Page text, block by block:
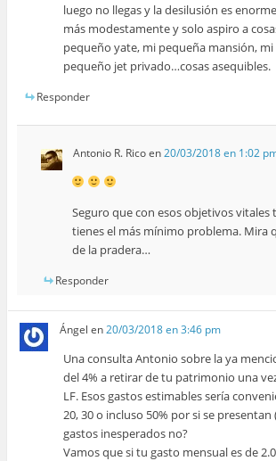
luego no llegas y la desilusión es
más modestamente y solo aspiro a
pequeño yate, mi pequeña mansión,
pequeño jet privado…cosas asequibles.
Responder
Antonio R. Ricoen20/03/2018 en 1:02
Seguro que con esos objetivos vitales
tienes el más mínimo problema. Mira
de la pradera…
Responder
Ángel en20/03/2018 en 3:46 pm
Una consulta Antonio sobre la ya
del 4% a retirar de tu patrimonio una
LF. Esos gastos estimables sería
20, 30 o incluso 50% por si se
gastos inesperados no?
Vamos que si tu gasto mensual es de